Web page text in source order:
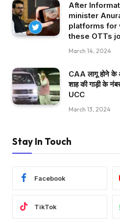
After
minister
platforms for
these OTTs
March 14, 2024
CAA लागू होने के
शाह की गाड़ी के
UCC
March 13, 2024
Stay In Touch
Facebook
TikTok